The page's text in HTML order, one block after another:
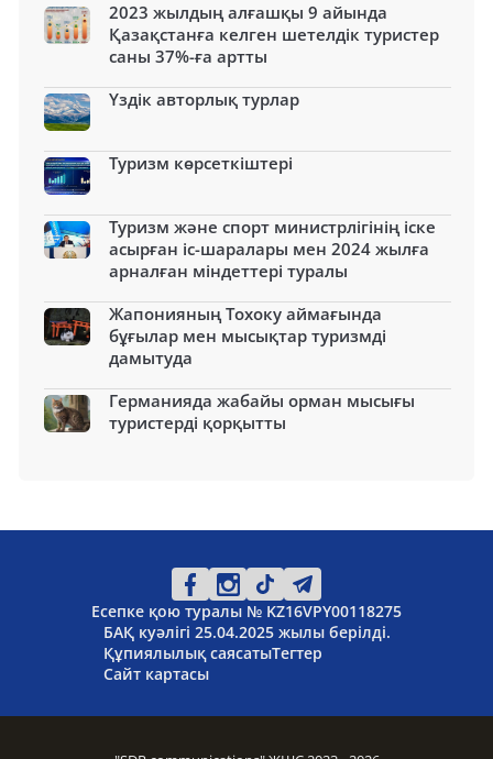
2023 жылдың алғашқы 9 айында
Қазақстанға келген шетелдік туристер
саны 37%-ға артты
Үздік авторлық турлар
Туризм көрсеткіштері
Туризм және спорт министрлігінің іске
асырған іс-шаралары мен 2024 жылға
арналған міндеттері туралы
Жапонияның Тохоку аймағында
бұғылар мен мысықтар туризмді
дамытуда
Германияда жабайы орман мысығы
туристерді қорқытты
Есепке қою туралы № KZ16VPY00118275
БАҚ куәлігі 25.04.2025 жылы берілді.
Құпиялылық саясатыТегтер
Сайт картасы